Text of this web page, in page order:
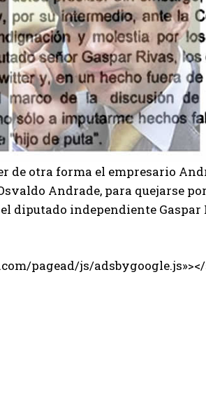
de otra forma el empresario
Andrade, para quejarse
diputado independiente Gaspar
pagead/js/